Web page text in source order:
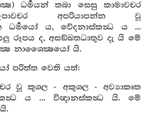
ධර්‍මයන් තබා සෙසු කාමාවචර
අපරියාපන්න වූ
ධර්‍මයෝ ය, වේදනාස්කන්‍ධ ය ...
රූපය ද, අසඞ්ඛතධාතුව දැ යි මේ
නාශෛක්‍ෂයෝ යි.
පරිත්ත වෙති යත්:
වූ කුශල - අකුශල - අව්‍යාකෘත
ය ... විඥානස්කන්‍ධ යි. මේ